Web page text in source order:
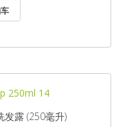
发露 (250毫升)